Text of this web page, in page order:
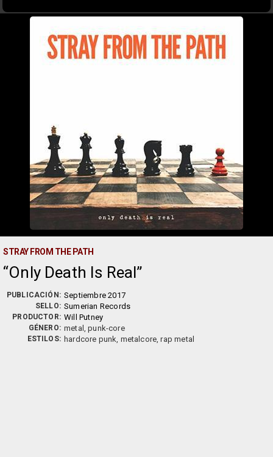
STRAY FROM THE PATH
Only Death Is Real
PUBLICACIÓN: Septiembre 2017
SELLO: Sumerian Records
PRODUCTOR: Will Putney
GÉNERO: metal, punk-core
ESTILOS: hardcore punk, metalcore, rap metal